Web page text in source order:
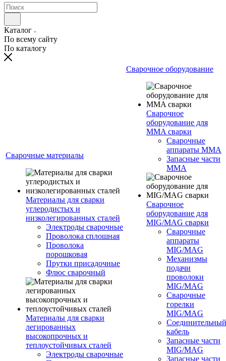
Каталог
По всему сайту
По каталогу
Сварочные материалы
Материалы для сварки
углеродистых и
низколегированных сталей
Электроды сварочные
Проволока сплошная
Проволока
порошковая
Прутки присадочные
Флюс сварочный
Материалы для сварки
легированных
высокопрочных и
теплоустойчивых сталей
Электроды сварочные
Сварочное оборудование
Сварочное
оборудование для
MMA сварки
Сварочные
аппараты MMA
Запасные части
MMA
Сварочное
оборудование для
MIG/MAG сварки
Сварочные
аппараты
MIG/MAG
Механизмы
подачи
проволоки
MIG/MAG
Сварочные
горелки
MIG/MAG
Соединительный
кабель
Запасные части
MIG/MAG
Запасные части